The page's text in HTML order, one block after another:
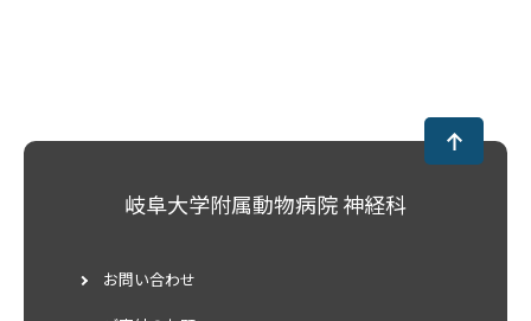
岐阜大学附属動物病院 神経科
お問い合わせ